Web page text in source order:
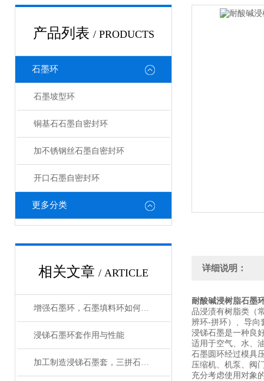
产品列表 / PRODUCTS
石墨环
石墨坡型环
铜基石石墨自密封环
加不锈钢丝石墨自密封环
开口石墨自密封环
更多分类
相关文章 / ARTICLE
增强石墨环，石墨填料环如何使用
浸锑石墨环套作用与性能
加工制造浸锑石墨套，三拼石墨环厂家（质量保证）
详细说明：
耐酸碱浸树脂石墨
品浸渍有树脂类（
辨环-拼环）、导向
浸锑石墨是一种良
适用于空气、水、
石墨圆环经过模具
压缩机、机泵、阀
充分考虑使用对象